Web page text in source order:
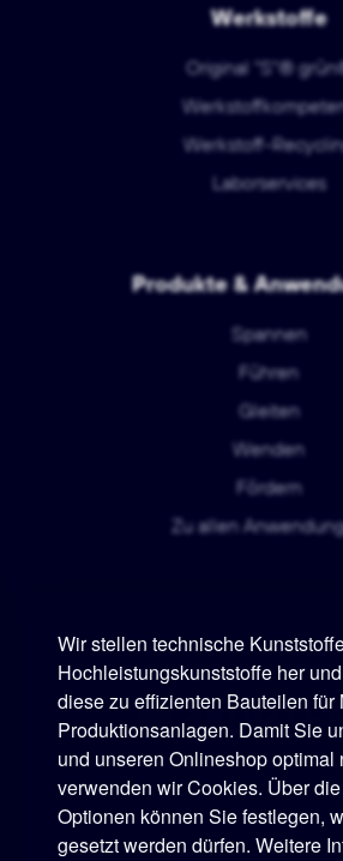
Wir stellen technische
Hochleistungskunststoffe her
diese zu effizienten Bauteilen für
Produktionsanlagen. Damit Sie
und unseren Onlineshop optimal
verwenden wir Cookies. Über
Optionen können Sie festlegen,
gesetzt werden dürfen. Weitere
Werkstoffe
Original "S"®
Werkstoff-
Laborservices
Produkte &
Spannen
Führen
Gleiten
Wenden
Fördern
Zu allen
Murtfeldt
Telefon:+49 231 2
Telefax: +49 231 25